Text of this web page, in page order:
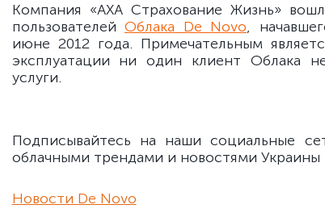
Компания «АХА Страхование Жизнь»
пользователей Облака De Novo,
июне 2012 года. Примечательным
эксплуатации ни один клиент Облака
услуги.
Подписывайтесь на наши социальные
облачными трендами и новостями Украины
Новости De Novo